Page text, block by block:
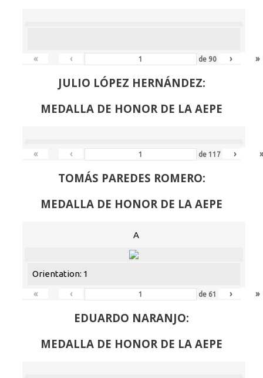
« ‹ de 90 › »
JULIO LÓPEZ HERNÁNDEZ:
MEDALLA DE HONOR DE LA AEPE
« ‹ de117 ›
TOMÁS PAREDES ROMERO:
MEDALLA DE HONOR DE LA AEPE
A
Orientation: 1
«
‹ de 61 › »
EDUARDO NARANJO:
MEDALLA DE HONOR DE LA AEPE